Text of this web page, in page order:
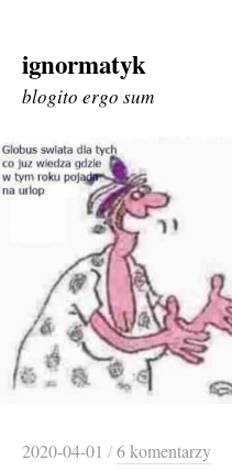
Skip
to
ignormatyk
blogito ergo sum
2020-04-01 /6 komentarzy